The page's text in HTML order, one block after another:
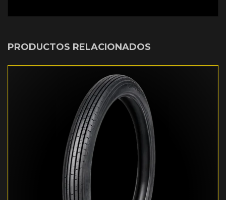
PRODUCTOS RELACIONADOS